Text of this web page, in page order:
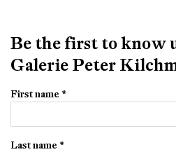
Be the first to know
Galerie Peter
First name *
Last name *